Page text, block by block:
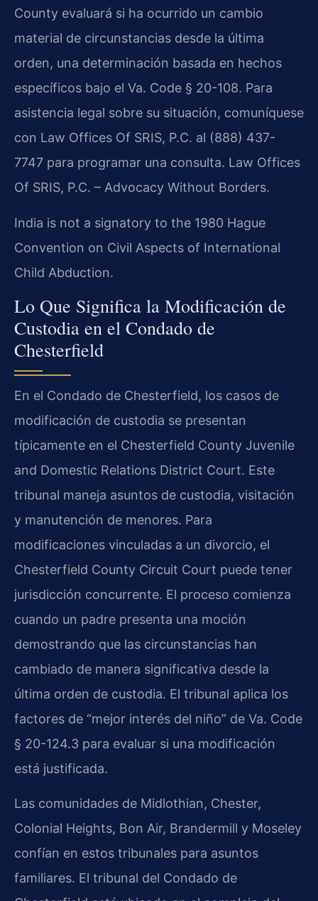
County evaluará si ha ocurrido un cambio
material de circunstancias desde la última
orden, una determinación basada en hechos
específicos bajo el Va. Code § 20-108. Para
asistencia legal sobre su situación, comuníquese
con Law Offices Of SRIS, P.C. al (888) 437-
7747 para programar una consulta. Law Offices
Of SRIS, P.C. – Advocacy Without Borders.
India is not a signatory to the 1980 Hague
Convention on Civil Aspects of International
Child Abduction.
Lo Que Significa la Modificación de
Custodia en el Condado de
Chesterfield
En el Condado de Chesterfield, los casos de
modificación de custodia se presentan
típicamente en el Chesterfield County Juvenile
and Domestic Relations District Court. Este
tribunal maneja asuntos de custodia, visitación
y manutención de menores. Para
modificaciones vinculadas a un divorcio, el
Chesterfield County Circuit Court puede tener
jurisdicción concurrente. El proceso comienza
cuando un padre presenta una moción
demostrando que las circunstancias han
cambiado de manera significativa desde la
última orden de custodia. El tribunal aplica los
factores de “mejor interés del niño” de Va. Code
§ 20-124.3 para evaluar si una modificación
está justificada.
Las comunidades de Midlothian, Chester,
Colonial Heights, Bon Air, Brandermill y Moseley
confían en estos tribunales para asuntos
familiares. El tribunal del Condado de